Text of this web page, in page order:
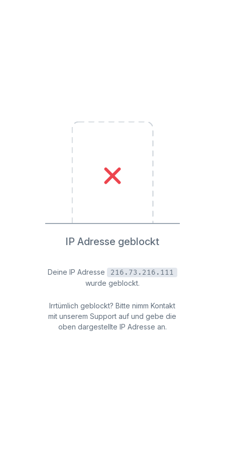
IP Adresse geblockt
Deine IP Adresse
216.73.216.111
wurde geblockt.
Irrtümlich geblockt? Bitte nimm Kontakt
mit unserem Support auf und gebe die
oben dargestellte IP Adresse an.